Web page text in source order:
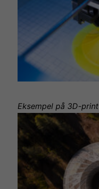
Eksempel på 3D-print